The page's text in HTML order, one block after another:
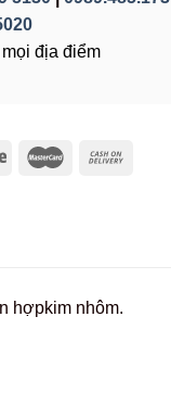
địa điểm
hợpkim nhôm.